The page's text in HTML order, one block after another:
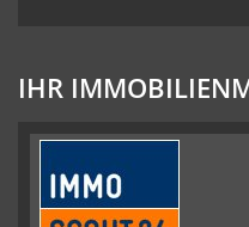
IHR